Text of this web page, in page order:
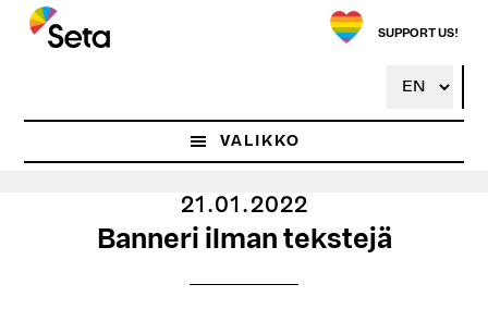
Hyppää
pääsisältöön
SUPPORT US!
VALIKKO
21.01.2022
Banneri ilman tekstejä